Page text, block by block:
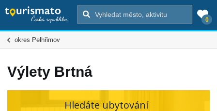
0
okres Pelhřimov
Výlety Brtná
Hledáte ubytování